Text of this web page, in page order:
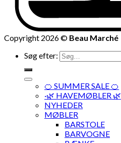
Copyright 2026 © Beau Marché
Søg efter:
🍊 SUMMER SALE 🍊
·🌿 HAVEMØBLER 🌿
NYHEDER
MØBLER
BARSTOLE
BARVOGNE